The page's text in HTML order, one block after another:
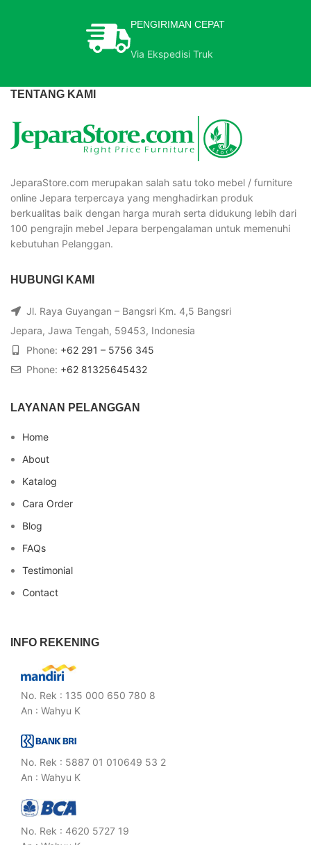
PENGIRIMAN CEPAT
Via Ekspedisi Truk
TENTANG KAMI
JeparaStore.com merupakan salah satu toko mebel / furniture
online Jepara terpercaya yang menghadirkan produk
berkualitas baik dengan harga murah serta didukung lebih dari
100 pengrajin mebel Jepara berpengalaman untuk memenuhi
kebutuhan Pelanggan.
HUBUNGI KAMI
Jl. Raya Guyangan – Bangsri Km. 4,5 Bangsri
Jepara, Jawa Tengah, 59453, Indonesia
Phone: +62 291 – 5756 345
Phone: +62 81325645432
LAYANAN PELANGGAN
Home
About
Katalog
Cara Order
Blog
FAQs
Testimonial
Contact
INFO REKENING
No. Rek : 135 000 650 780 8
An : Wahyu K
No. Rek : 5887 01 010649 53 2
An : Wahyu K
No. Rek : 4620 5727 19